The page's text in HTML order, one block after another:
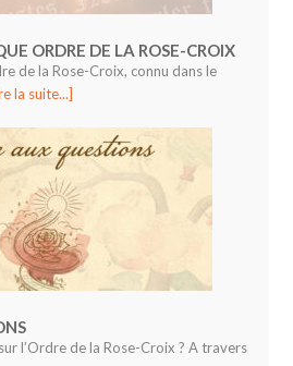
ORDRE DE LA ROSE-CROIX
de la Rose-Croix, connu dans le
la suite...]
l’Ordre de la Rose-Croix ? A travers